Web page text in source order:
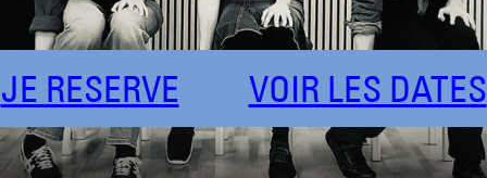
JE RESERVE VOIR LES DATES